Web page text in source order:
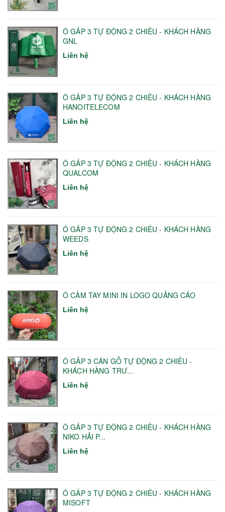
Ô GẤP 3 TỰ ĐỘNG 2 CHIỀU - KHÁCH HÀNG
GNL
Liên hệ
Ô GẤP 3 TỰ ĐỘNG 2 CHIỀU - KHÁCH HÀNG
HANOITELECOM
Liên hệ
Ô GẤP 3 TỰ ĐỘNG 2 CHIỀU - KHÁCH HÀNG
QUALCOM
Liên hệ
Ô GẤP 3 TỰ ĐỘNG 2 CHIỀU - KHÁCH HÀNG
WEEDS
Liên hệ
Ô CẦM TAY MINI IN LOGO QUẢNG CÁO
Liên hệ
Ô GẤP 3 CÁN GỖ TỰ ĐỘNG 2 CHIỀU -
KHÁCH HÀNG TRƯ...
Liên hệ
Ô GẤP 3 TỰ ĐỘNG 2 CHIỀU - KHÁCH HÀNG
NIKO HẢI P...
Liên hệ
Ô GẤP 3 TỰ ĐỘNG 2 CHIỀU - KHÁCH HÀNG
MISOFT